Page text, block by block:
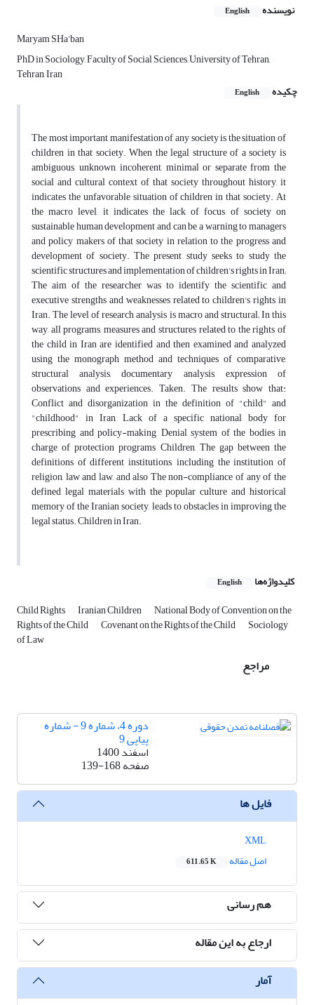
نویسنده English
Maryam SHa’ban
PhD in Sociology, Faculty of Social Sciences, University of Tehran,
Tehran, Iran
چکیده
English
The most important manifestation of any society is the situation of
children in that society. When the legal structure of a society is
ambiguous, unknown, incoherent, minimal or separate from the
social and cultural context of that society throughout history, it
indicates the unfavorable situation of children in that society. At
the macro level, it indicates the lack of focus of society on
sustainable human development and can be a warning to managers
and policy makers of that society in relation to the progress and
development of society. The present study seeks to study the
scientific structures and implementation of children's rights in Iran;
The aim of the researcher was to identify the scientific and
executive strengths and weaknesses related to children's rights in
Iran. The level of research analysis is macro and structural; In this
way, all programs, measures and structures related to the rights of
the child in Iran are identified and then examined and analyzed
using the monograph method and techniques of comparative,
structural analysis, documentary analysis, expression of
observations and experiences. Taken. The results show that:
Conflict and disorganization in the definition of "child" and
"childhood" in Iran, Lack of a specific national body for
prescribing and policy-making, Denial system of the bodies in
charge of protection programs Children, The gap between the
definitions of different institutions, including the institution of
religion, law and law, and also The non-compliance of any of the
defined legal materials with the popular culture and historical
memory of the Iranian society, leads to obstacles in improving the
legal status. Children in Iran.
کلیدواژه‌ها English
Child Rights Iranian Children National Body of Convention on the
Rights of the Child Covenant on the Rights of the Child Sociology
of Law
مراجع
دوره 4، شماره 9 - شماره
پیاپی 9
اسفند 1400
صفحه139-168
فایل ها
اصل مقاله
611.65 K
هم رسانی
ارجاع به این مقاله
آمار